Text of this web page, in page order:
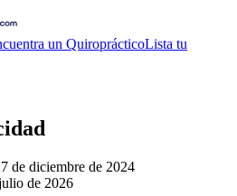
un QuiroprácticoLista tu
de diciembre de 2024
de 2026